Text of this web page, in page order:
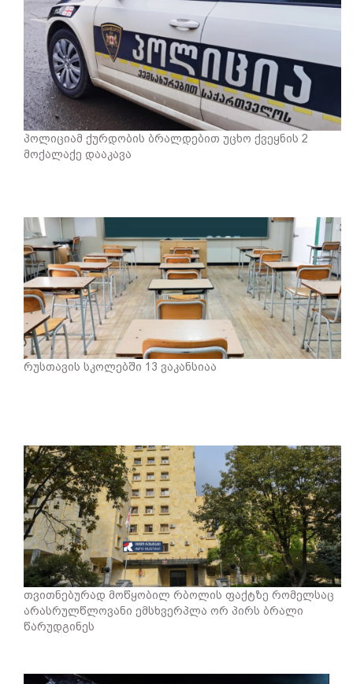
პოლიციამ ქურდობის ბრალდებით უცხო ქვეყნის 2
მოქალაქე დააკავა
რუსთავის სკოლებში 13 ვაკანსიაა
თვითნებურად მოწყობილ რბოლის ფაქტზე რომელსაც
არასრულწლოვანი ემსხვერპლა ორ პირს ბრალი
წარუდგინეს